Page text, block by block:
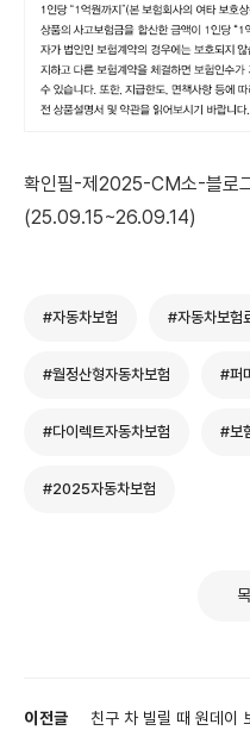
확인필-제2025-CM소-블로
(25.09.15~26.09.14)
#자동차보험 #자동차보험
#월정산형자동차보험 #퍼
#다이렉트자동차보험 #보
#2025자동차보험
이전글
친구 차 빌릴 때 원데이